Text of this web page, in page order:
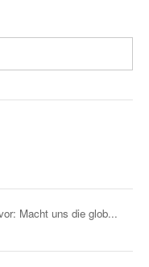
Macht uns die glob...